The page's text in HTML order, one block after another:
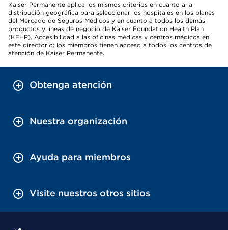
Kaiser Permanente aplica los mismos criterios en cuanto a la
distribución geográfica para seleccionar los hospitales en los planes
del Mercado de Seguros Médicos y en cuanto a todos los demás
productos y líneas de negocio de Kaiser Foundation Health Plan
(KFHP). Accesibilidad a las oficinas médicas y centros médicos en
este directorio: los miembros tienen acceso a todos los centros de
atención de Kaiser Permanente.
Obtenga atención
Nuestra organización
Ayuda para miembros
Visite nuestros otros sitios